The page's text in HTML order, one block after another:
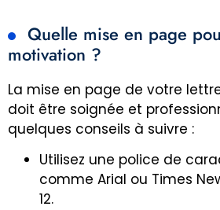
Quelle mise en page
motivation ?
La mise en page de votre
doit être soignée et
quelques conseils à suivre :
Utilisez une police de
comme Arial ou Times
12.